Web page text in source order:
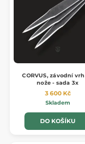
CORVUS, závodní
nože - sada 3x
3 600 Kč
Skladem
DO KOŠÍKU